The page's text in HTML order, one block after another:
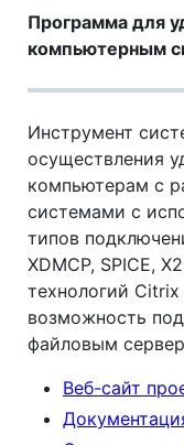
Программа для
компьютерным
Инструмент
осуществления
компьютерам с
системами с
типов
XDMCP, SPICE,
технологий
возможность
файловым
Веб-сайт